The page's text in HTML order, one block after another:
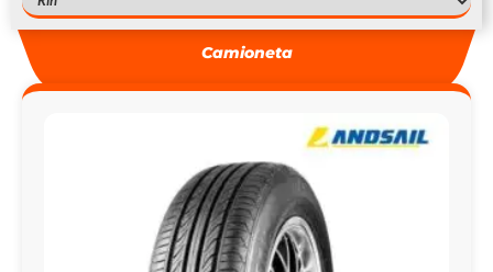
Camioneta